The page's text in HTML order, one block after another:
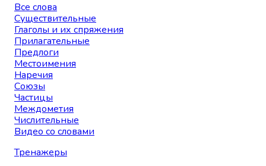
Все слова
Существительные
Глаголы и их спряжения
Прилагательные
Предлоги
Местоимения
Наречия
Союзы
Частицы
Междометия
Числительные
Видео со словами
Тренажеры